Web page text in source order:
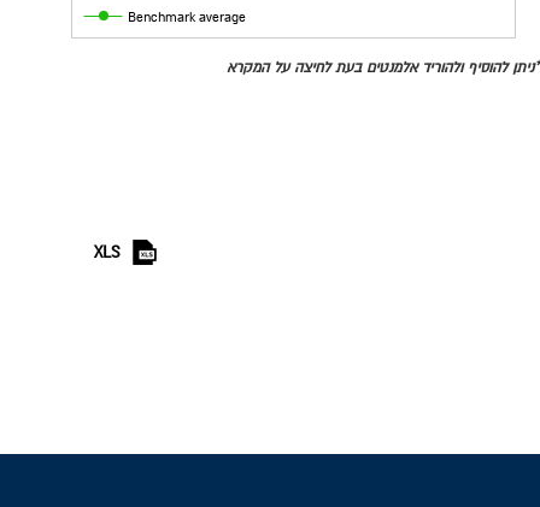
Benchmark average
*ניתן להוסיף ולהוריד אלמנטים בעת לחיצה על המקרא
XLS